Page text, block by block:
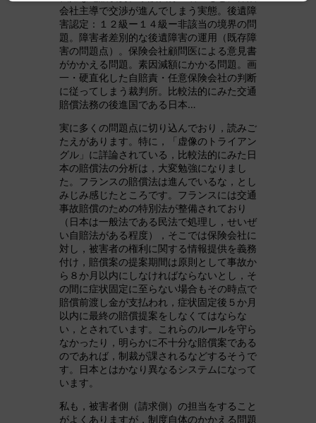
会社主導で交渉が進んでしまう実態。後遺障
害認定：１２級ー１４級ー非該当の境界の問
題。障害者差別的な後遺障害の運用（既存障
害の問題点）。保険会社顧問医による意見書
がかかえる問題。素因減額にかかる問題。画
一・硬直化した自賠責・任意保険会社の判断
に従ってしまう裁判所。比較法的にみた交通
賠償法務の後進国である日本…
実に多くの問題点に切り込んでおり，読みご
たえがあります。特に，「虚像のトライアン
グル」に詳論されている，比較法的にみた日
本の賠償法の分析は，大変勉強になりまし
た。フランスの賠償法は進んでいるな，とし
みじみ感じたところです。フランスには交通
事故賠償のための特別法が整備されており
（日本は一般法である民法で処理し，せいぜ
い自賠法がある程度），そこでは保険会社に
対し，被害者の権利に関する情報提供を義務
付け，賠償案の提案期間は原則として事故か
ら８か月以内にしなければならないとし，そ
の間に症状固定に至らない場合もその時点で
賠償前渡し金が支払われ，症状固定後５か月
以内に最終の賠償提案をしなくてはならな
い，とされています。これらのルールを守ら
なかったり，明らかに不十分な賠償案である
のであれば，制裁が課されるなどするそうで
す。日本とはかなり異なるシステムになって
います。
私も，被害者側（請求側）の担当をすること
がよくありますが，制度自体のかかえる問題